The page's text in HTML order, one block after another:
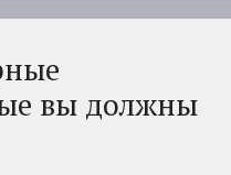
вы должны